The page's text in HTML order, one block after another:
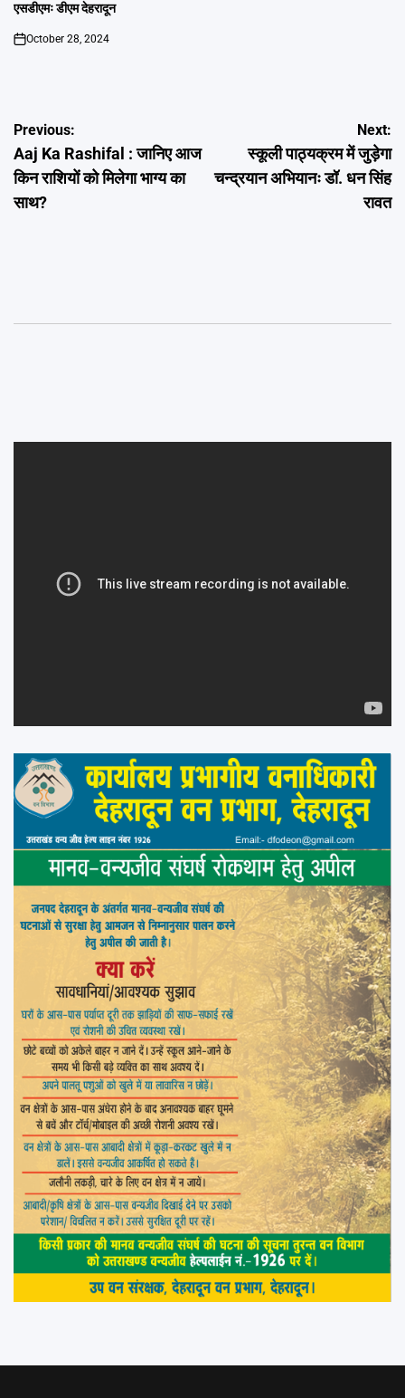
एसडीएमः डीएम देहरादून
on
October 28, 2024
Post
navigation
Previous:
Aaj Ka Rashifal : जानिए आज
किन राशियों को मिलेगा भाग्य का
साथ?
Next:
स्कूली पाठ्यक्रम में जुड़ेगा
चन्द्रयान अभियानः डॉ. धन सिंह
रावत